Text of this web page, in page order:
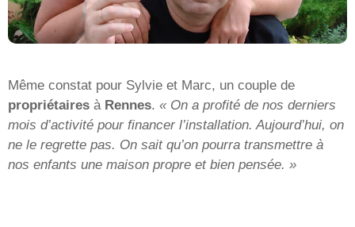
Même constat pour Sylvie et Marc, un couple de
propriétaires à Rennes. « On a profité de nos derniers
mois d’activité pour financer l’installation. Aujourd’hui, on
ne le regrette pas. On sait qu’on pourra transmettre à
nos enfants une maison propre et bien pensée. »